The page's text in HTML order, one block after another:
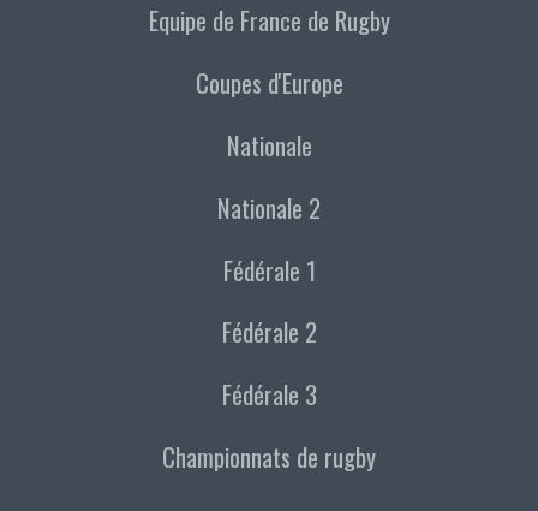
Equipe de France de Rugby
Coupes d'Europe
Nationale
Nationale 2
Fédérale 1
Fédérale 2
Fédérale 3
Championnats de rugby